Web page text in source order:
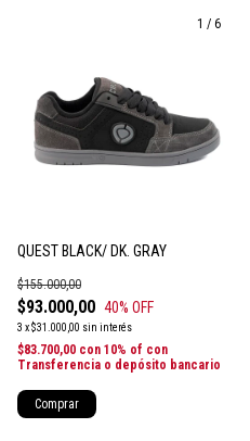
1 / 6
QUEST BLACK/ DK. GRAY
$93.000,00
$155.000,00
40% OFF
3 x$31.000,00 sin interés
$83.700,00 con 10% of con
Transferencia o depósito bancario
Comprar